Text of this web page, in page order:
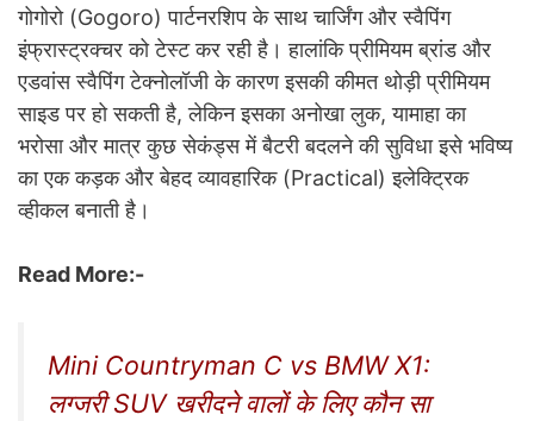
गोगोरो (Gogoro) पार्टनरशिप के साथ चार्जिंग और स्वैपिंग
इंफ्रास्ट्रक्चर को टेस्ट कर रही है। हालांकि प्रीमियम ब्रांड और
एडवांस स्वैपिंग टेक्नोलॉजी के कारण इसकी कीमत थोड़ी प्रीमियम
साइड पर हो सकती है, लेकिन इसका अनोखा लुक, यामाहा का
भरोसा और मात्र कुछ सेकंड्स में बैटरी बदलने की सुविधा इसे भविष्य
का एक कड़क और बेहद व्यावहारिक (Practical) इलेक्ट्रिक
व्हीकल बनाती है।
Read More:-
Mini Countryman C vs BMW X1:
लग्जरी SUV खरीदने वालों के लिए कौन सा